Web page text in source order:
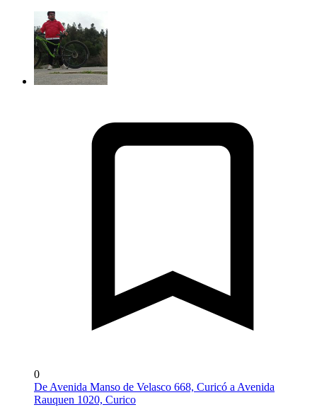
0
De Avenida Manso de Velasco 668, Curicó a Avenida
Rauquen 1020, Curico